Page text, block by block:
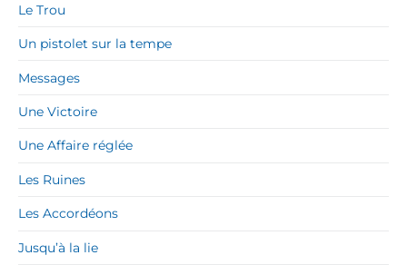
Le Trou
Un pistolet sur la tempe
Messages
Une Victoire
Une Affaire réglée
Les Ruines
Les Accordéons
Jusqu’à la lie